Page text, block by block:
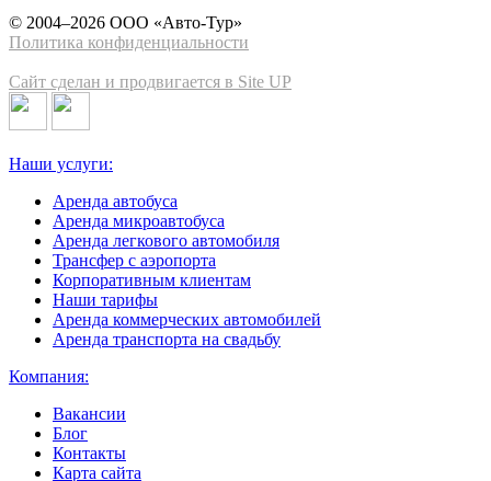
© 2004–2026 ООО «Авто-Тур»
Политика конфиденциальности
Сайт сделан и продвигается в Site UP
Наши услуги:
Аренда автобуса
Аренда микроавтобуса
Аренда легкового автомобиля
Трансфер с аэропорта
Корпоративным клиентам
Наши тарифы
Аренда коммерческих автомобилей
Аренда транспорта на свадьбу
Компания:
Вакансии
Блог
Контакты
Карта сайта